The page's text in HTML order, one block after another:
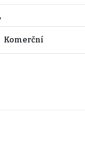
Komerční